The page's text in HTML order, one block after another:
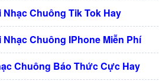
Nhạc Chuông Tik Tok Hay
Nhạc Chuông IPhone Miễn Phí
Chuông Báo Thức Cực Hay